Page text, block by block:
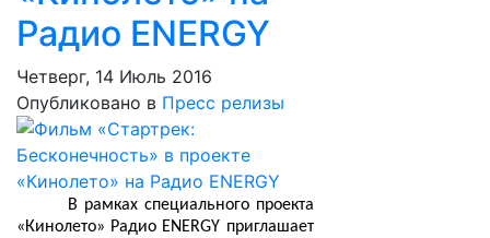
Радио ENERGY
Четверг, 14 Июль 2016
Опубликовано в Пресс релизы
В рамках специального проекта
«Кинолето» Радио ENERGY приглашает